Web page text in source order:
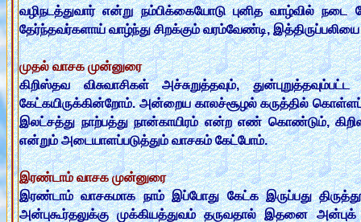
வழிநடத்துவார் என்று நம்பிக்கையோடு புனித வாழ்வில்
தேர்ந்தவர்களாய் வாழ்ந்து சிறக்கும் வரம்வேண்டி,
முதல் வாசக முன்னுரை
கிறிஸ்தவ விசுவாசிகள் அச்சுறுத்தவும்,
கேட்கயிருக்கின்றோம். அன்றைய காலச்சூழல் கருத்தில்
இலட்சத்து நாற்பத்து நான்காயிரம் என்ற எண் கொண்டும்,
என்றும் அடையாளப்படுத்தும் வாசகம் கேட்போம்.
இரண்டாம் வாசக முன்னுரை
இரண்டாம் வாசகமாக நாம் இப்போது கேட்க இருப்பது
அன்புகூர்தலுக்கு முக்கியத்துவம் தருவதால் இதனை